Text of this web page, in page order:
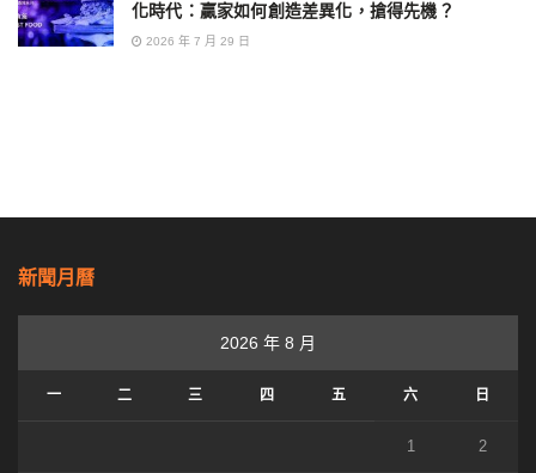
化時代：贏家如何創造差異化，搶得先機？
2026 年 7 月 29 日
新聞月曆
2026 年 8 月
一 二 三 四 五 六 日
1 2